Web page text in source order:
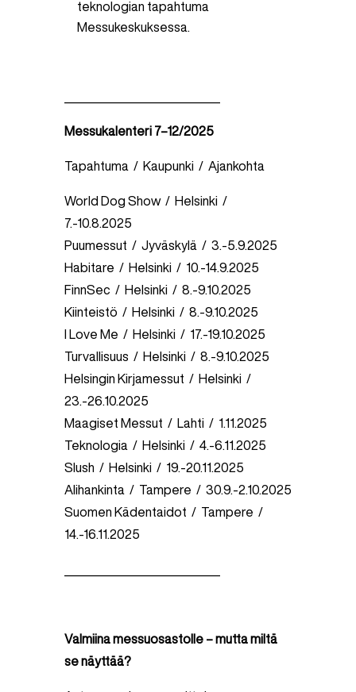
teknologian tapahtuma
Messukeskuksessa.
Messukalenteri 7–12/2025
Tapahtuma / Kaupunki / Ajankohta
World Dog Show / Helsinki /
7.-10.8.2025
Puumessut / Jyväskylä / 3.-5.9.2025
Habitare / Helsinki / 10.-14.9.2025
FinnSec / Helsinki / 8.-9.10.2025
Kiinteistö / Helsinki / 8.-9.10.2025
I Love Me / Helsinki / 17.-19.10.2025
Turvallisuus / Helsinki / 8.-9.10.2025
Helsingin Kirjamessut / Helsinki /
23.-26.10.2025
Maagiset Messut / Lahti / 1.11.2025
Teknologia / Helsinki / 4.-6.11.2025
Slush / Helsinki / 19.-20.11.2025
Alihankinta / Tampere / 30.9.-2.10.2025
Suomen Kädentaidot / Tampere /
14.-16.11.2025
Valmiina messuosastolle – mutta miltä
se näyttää?